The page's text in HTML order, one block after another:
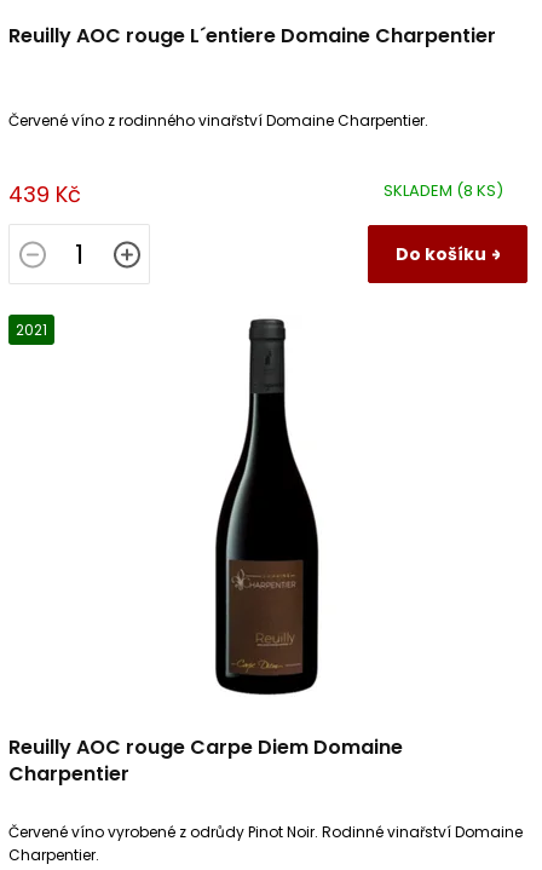
Reuilly AOC rouge L´entiere Domaine Charpentier
SKLADEM (8 KS)
439 Kč
Do košíku
Červené víno z rodinného vinařství Domaine Charpentier.
2021
Reuilly AOC rouge Carpe Diem Domaine
Charpentier
Červené víno vyrobené z odrůdy Pinot Noir. Rodinné vinařství Domaine
Charpentier.